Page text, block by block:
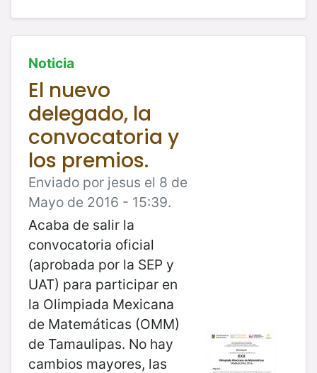
Noticia
El nuevo
delegado, la
convocatoria y
los premios.
Enviado por jesus el 8 de
Mayo de 2016 - 15:39.
Acaba de salir la
convocatoria oficial
(aprobada por la SEP y
UAT) para participar en
la Olimpiada Mexicana
de Matemáticas (OMM)
de Tamaulipas. No hay
cambios mayores, las